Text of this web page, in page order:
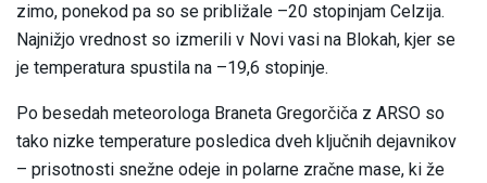
zimo, ponekod pa so se približale –20 stopinjam Celzija.
Najnižjo vrednost so izmerili v Novi vasi na Blokah, kjer se
je temperatura spustila na –19,6 stopinje.
Po besedah meteorologa Braneta Gregorčiča z ARSO so
tako nizke temperature posledica dveh ključnih dejavnikov
– prisotnosti snežne odeje in polarne zračne mase, ki že